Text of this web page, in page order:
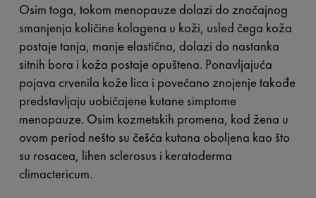
Osim toga, tokom menopauze dolazi do značajnog
smanjenja količine kolagena u koži, usled čega koža
postaje tanja, manje elastična, dolazi do nastanka
sitnih bora i koža postaje opuštena. Ponavljajuća
pojava crvenila kože lica i povećano znojenje takođe
predstavljaju uobičajene kutane simptome
menopauze. Osim kozmetskih promena, kod žena u
ovom period nešto su češća kutana oboljena kao što
su rosacea, lihen sclerosus i keratoderma
climactericum.